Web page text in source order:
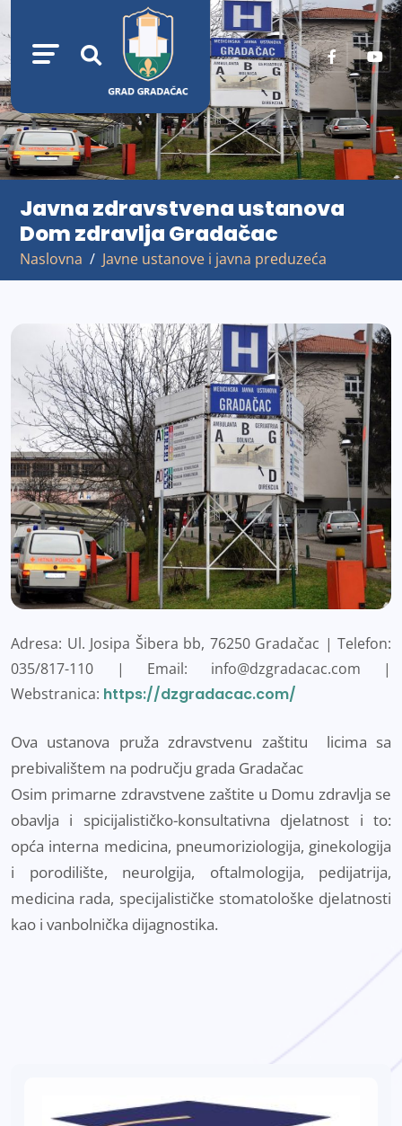
Javna zdravstvena ustanova
Dom zdravlja Gradačac
Naslovna Javne ustanove i javna preduzeća
Adresa: Ul. Josipa Šibera bb, 76250 Gradačac | Telefon:
035/817-110 |
Email: info@dzgradacac.com |
Webstranica: https://dzgradacac.com/
Ova ustanova pruža zdravstvenu zaštitu licima sa
prebivalištem na području grada Gradačac
Osim primarne zdravstvene zaštite u Domu zdravlja se
obavlja i spicijalističko-konsultativna djelatnost i to:
opća interna medicina, pneumoriziologija, ginekologija
i porodilište, neurolgija, oftalmologija, pedijatrija,
medicina rada, specijalističke stomatološke djelatnosti
kao i vanbolnička dijagnostika.